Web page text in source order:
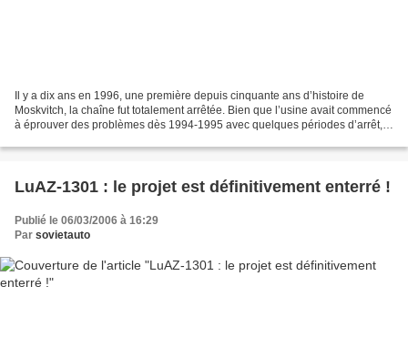
Il y a dix ans en 1996, une première depuis cinquante ans d’histoire de
Moskvitch, la chaîne fut totalement arrêtée. Bien que l’usine avait commencé
à éprouver des problèmes dès 1994-1995 avec quelques périodes d’arrêt,
LuAZ-1301 : le projet est définitivement enterré !
Publié le 06/03/2006 à 16:29
Par sovietauto